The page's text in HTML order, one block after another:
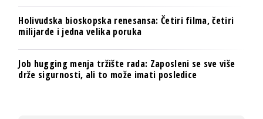
Holivudska bioskopska renesansa: Četiri filma, četiri
milijarde i jedna velika poruka
Job hugging menja tržište rada: Zaposleni se sve više
drže sigurnosti, ali to može imati posledice